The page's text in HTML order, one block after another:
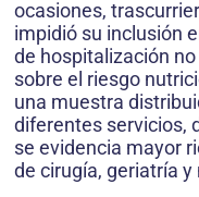
ocasiones,
impidió su inclusión
de hospitalización
sobre el riesgo
una muestra
diferentes servicios,
se evidencia mayor
de cirugía, geriatría